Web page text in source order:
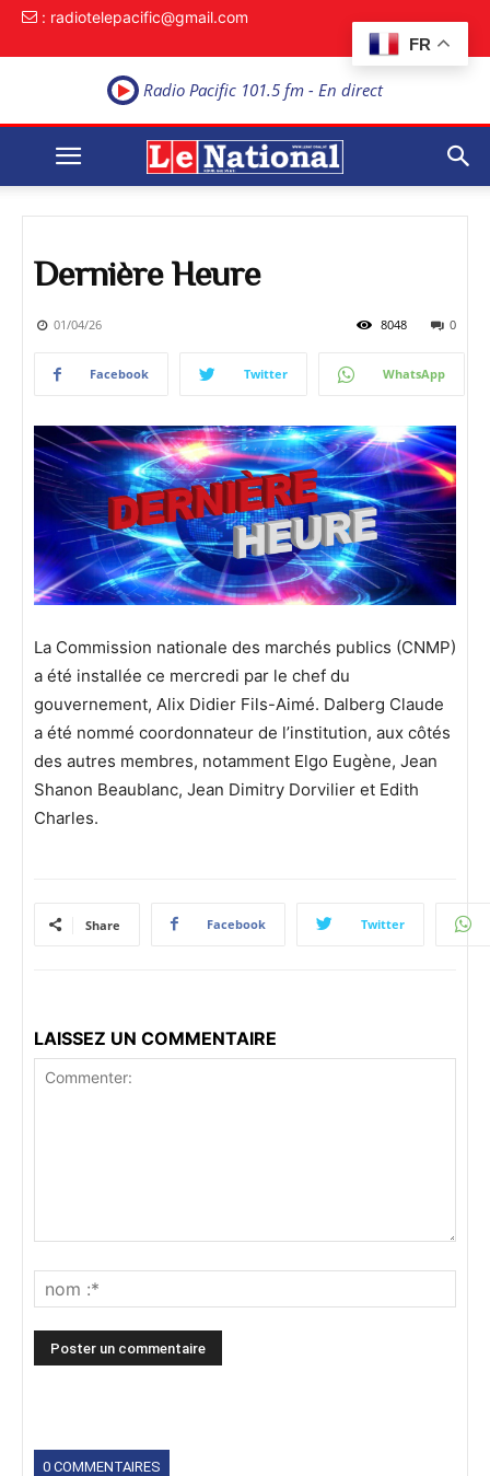
FR
: radiotelepacific@gmail.com
Radio Pacific 101.5 fm - En direct
Dernière Heure
01/04/26 0
8048
Facebook Twitter WhatsApp
La Commission nationale des marchés publics (CNMP)
a été installée ce mercredi par le chef du
gouvernement, Alix Didier Fils-Aimé. Dalberg Claude
a été nommé coordonnateur de l’institution, aux côtés
des autres membres, notamment Elgo Eugène, Jean
Shanon Beaublanc, Jean Dimitry Dorvilier et Edith
Charles.
Share Facebook Twitter
LAISSEZ UN COMMENTAIRE
0 COMMENTAIRES